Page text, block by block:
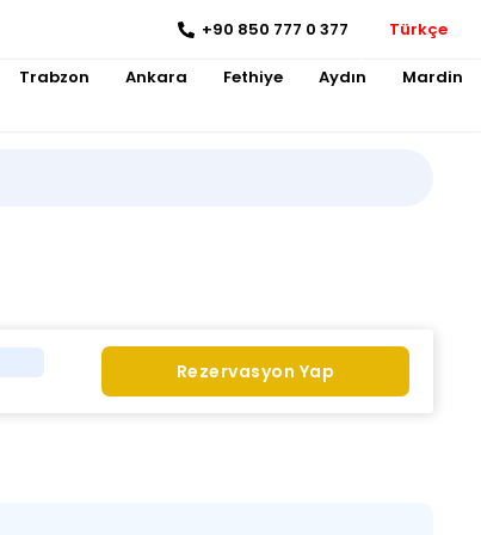
+90 850 777 0 377 Türkçe
Trabzon Ankara Fethiye Aydın Mardin
Rezervasyon Yap